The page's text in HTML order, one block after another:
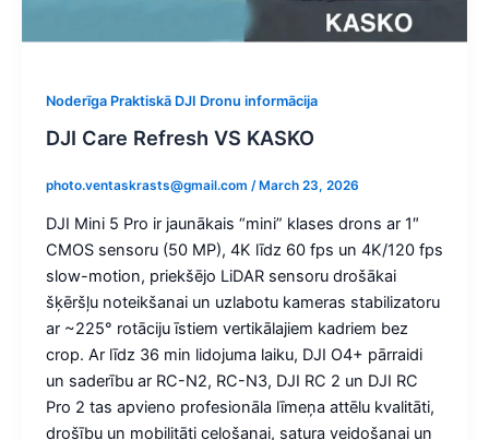
Noderīga Praktiskā DJI Dronu informācija
DJI Care Refresh VS KASKO
photo.ventaskrasts@gmail.com / March 23, 2026
DJI Mini 5 Pro ir jaunākais “mini” klases drons ar 1″
CMOS sensoru (50 MP), 4K līdz 60 fps un 4K/120 fps
slow-motion, priekšējo LiDAR sensoru drošākai
šķēršļu noteikšanai un uzlabotu kameras stabilizatoru
ar ~225° rotāciju īstiem vertikālajiem kadriem bez
crop. Ar līdz 36 min lidojuma laiku, DJI O4+ pārraidi
un saderību ar RC-N2, RC-N3, DJI RC 2 un DJI RC
Pro 2 tas apvieno profesionāla līmeņa attēlu kvalitāti,
drošību un mobilitāti ceļošanai, satura veidošanai un